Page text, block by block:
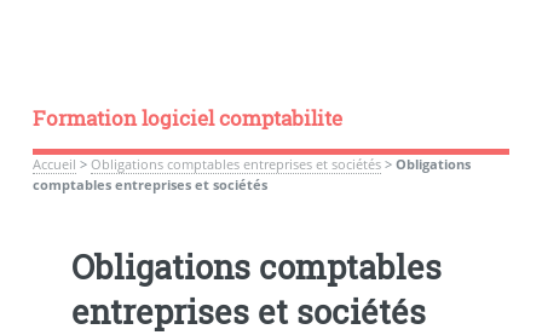
Formation logiciel comptabilite
Accueil > Obligations comptables entreprises et sociétés> Obligations
comptables entreprises et sociétés
Obligations comptables
entreprises et sociétés